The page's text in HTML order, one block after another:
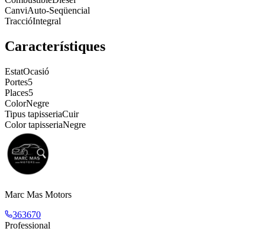
CanviAuto-Seqüencial
TraccióIntegral
Característiques
EstatOcasió
Portes5
Places5
ColorNegre
Tipus tapisseriaCuir
Color tapisseriaNegre
Marc Mas Motors
363670
Professional